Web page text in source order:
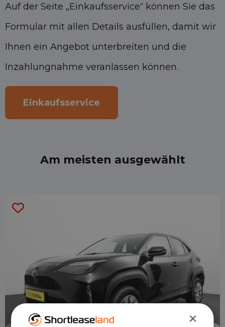
Auf der Seite „Einkaufsservice“ können Sie das
Formular mit allen Details ausfüllen, damit wir
Ihnen ein Angebot unterbreiten und die
Inzahlungnahme veranlassen können.
Einkaufsservice
Am meisten ausgewählt
×